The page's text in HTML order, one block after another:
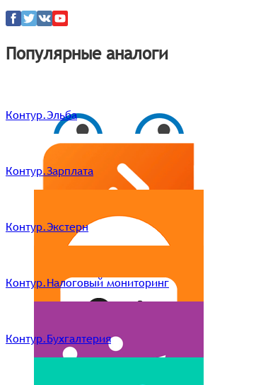
Популярные аналоги
Контур.Эльба
Контур.Зарплата
Контур.Экстерн
Контур.Налоговый мониторинг
Контур.Бухгалтерия